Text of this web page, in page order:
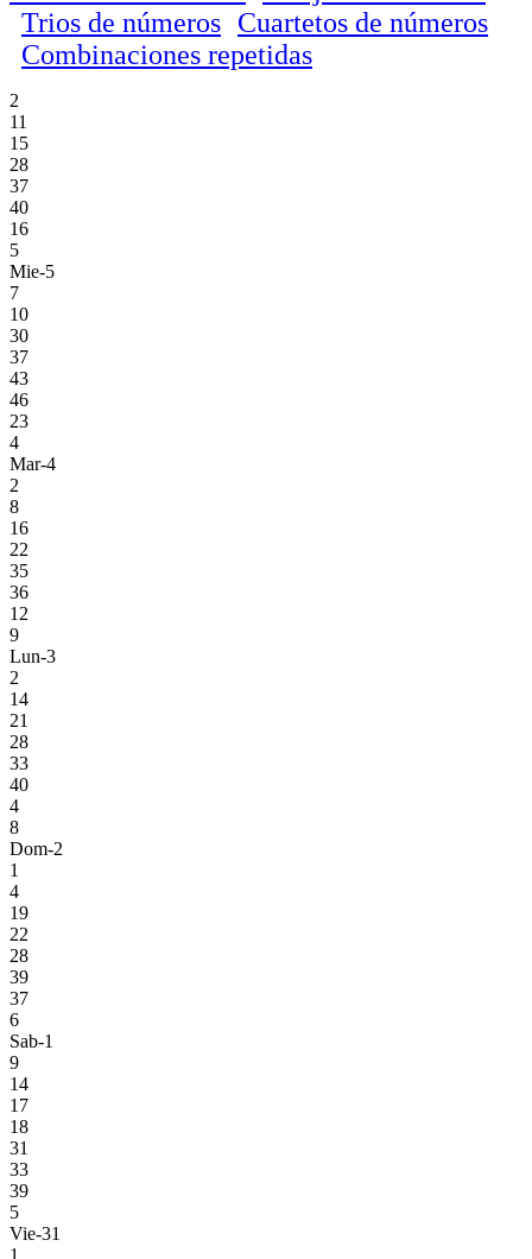
Trios de números Cuartetos de números
Combinaciones repetidas
2
11
15
28
37
40
16
5
Mie-5
7
10
30
37
43
46
23
4
Mar-4
2
8
16
22
35
36
12
9
Lun-3
2
14
21
28
33
40
4
8
Dom-2
1
4
19
22
28
39
37
6
Sab-1
9
14
17
18
31
33
39
5
Vie-31
1